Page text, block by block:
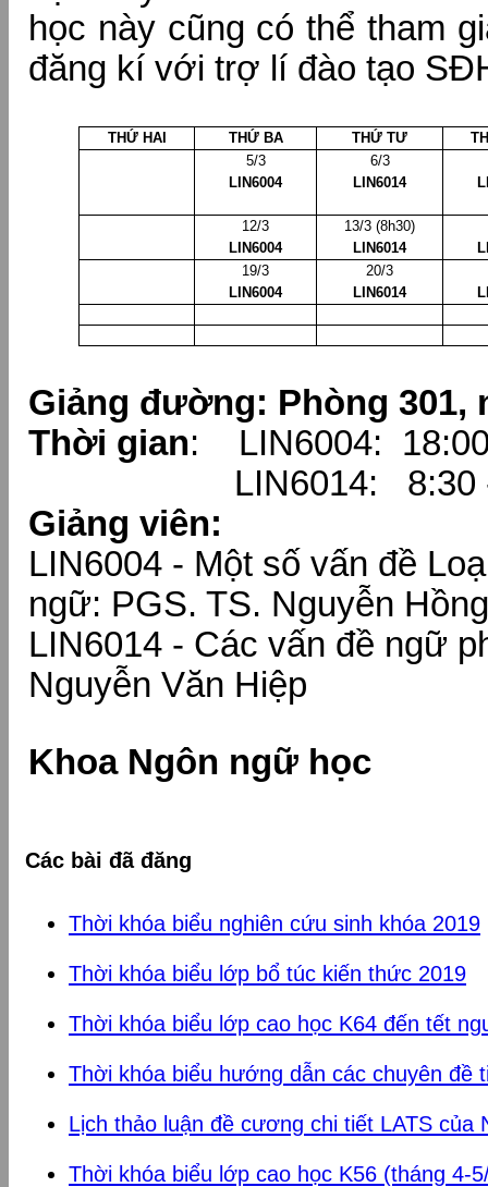
học này cũng có thể tham
đăng kí với trợ lí đào tạo
THỨ HAI THỨ BA THỨ TƯ
5/3
LIN6004
6/3
LIN6014
12/3
LIN6004
13/3 (8h30)
LIN6014
19/3
LIN6004
20/3
LIN6014
Giảng đường: Phòng 301,
Thời gian: LIN6004:
LIN6014: 8:30 -
Giảng viên:
LIN6004 - Một số vấn đề
ngữ: PGS. TS. Nguyễn
LIN6014 - Các vấn đề ngữ
Nguyễn Văn Hiệp
Khoa Ngôn ngữ học
Các bài đã đăng
Thời khóa biểu nghiên cứu sinh khóa 2019
Thời khóa biểu lớp bổ túc kiến thức 2019
Thời khóa biểu lớp cao học K64 đến tết
Thời khóa biểu hướng dẫn các chuyên đề
Lịch thảo luận đề cương chi tiết LATS của
Thời khóa biểu lớp cao học K56 (tháng 4-